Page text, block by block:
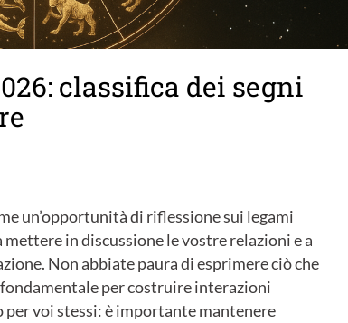
classifica dei segni
un’opportunità di riflessione sui legami
in discussione le vostre relazioni e a
Non abbiate paura di esprimere ciò che
per costruire interazioni
voi stessi: è importante mantenere